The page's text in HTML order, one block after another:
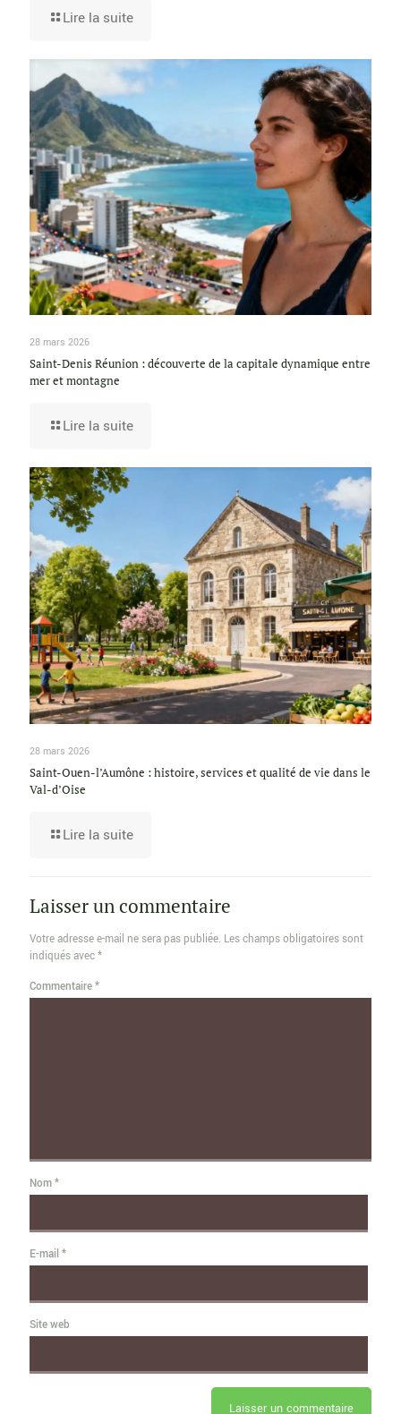
Lire la suite
28 mars 2026
Saint-Denis Réunion : découverte de la capitale dynamique entre
mer et montagne
Lire la suite
28 mars 2026
Saint-Ouen-l’Aumône : histoire, services et qualité de vie dans le
Val-d’Oise
Lire la suite
Laisser un commentaire
Votre adresse e-mail ne sera pas publiée. Les champs obligatoires sont
indiqués avec*
Commentaire*
Nom*
E-mail *
Site web